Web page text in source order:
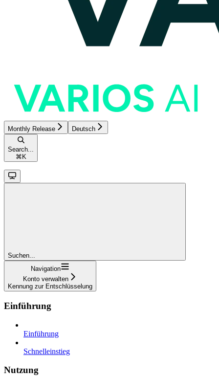
Monthly Release Deutsch
Search...
⌘ K
Suchen...
Navigation
Konto verwalten
Kennung zur Entschlüsselung
Einführung
Einführung
Schnelleinstieg
Nutzung